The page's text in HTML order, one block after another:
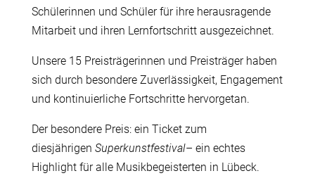
Schülerinnen und Schüler für ihre herausragende
Mitarbeit und ihren Lernfortschritt ausgezeichnet.
Unsere 15 Preisträgerinnen und Preisträger haben
sich durch besondere Zuverlässigkeit, Engagement
und kontinuierliche Fortschritte hervorgetan.
Der besondere Preis: ein Ticket zum
diesjährigen Superkunstfestival– ein echtes
Highlight für alle Musikbegeisterten in Lübeck.